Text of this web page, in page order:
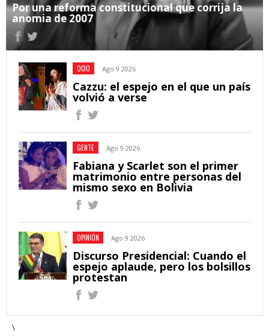
Por una reforma constitucional que corrija la
anomia de 2007
OCIO Ago 9 2026
Cazzu: el espejo en el que un país
volvió a verse
GENTE Ago 9 2026
Fabiana y Scarlet son el primer
matrimonio entre personas del
mismo sexo en Bolivia
OPINIÓN Ago 9 2026
Discurso Presidencial: Cuando el
espejo aplaude, pero los bolsillos
protestan
\